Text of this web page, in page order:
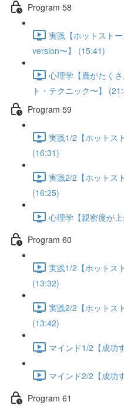
Program 58
実践【ホットスト
version〜】 (15:41)
心理学【鹿がたく
ト・テクニック〜】
Program 59
実践1/2【ホットス
(16:31)
実践2/2【ホットス
(16:25)
心理学【親密度が
Program 60
実践1/2【ホットス
(13:32)
実践2/2【ホットス
(13:42)
マインド1/2【成功
マインド2/2【成功
Program 61